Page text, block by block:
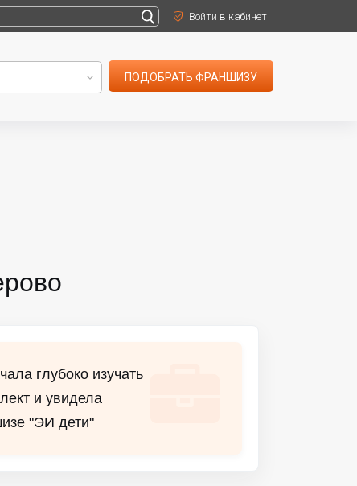
Войти в кабинет
ПОДОБРАТЬ ФРАНШИЗУ
глубоко изучать
и увидела
"ЭИ дети"